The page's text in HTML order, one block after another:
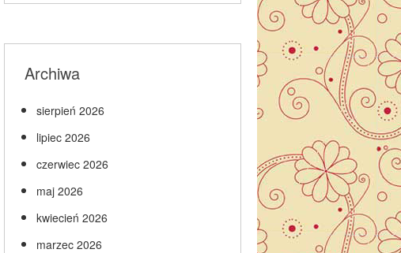
Archiwa
sierpień 2026
lipiec 2026
czerwiec 2026
maj 2026
kwiecień 2026
marzec 2026